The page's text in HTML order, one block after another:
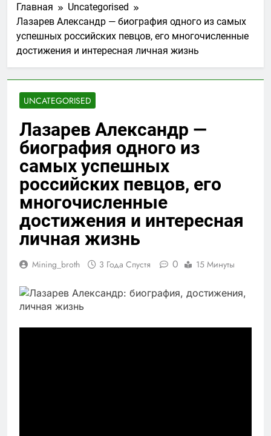
Главная
Uncategorised
Лазарев Александр — биография одного из самых
успешных российских певцов, его многочисленные
достижения и интересная личная жизнь
UNCATEGORISED
Лазарев Александр —
биография одного из
самых успешных
российских певцов, его
многочисленные
достижения и интересная
личная жизнь
Mining_broth 3 Года Спустя 0 15 Минуты